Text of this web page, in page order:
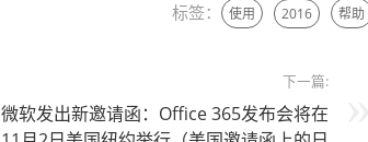
标签： 使用 2016 帮助
下一篇:
微软发出新邀请函：Office 365发布会将在